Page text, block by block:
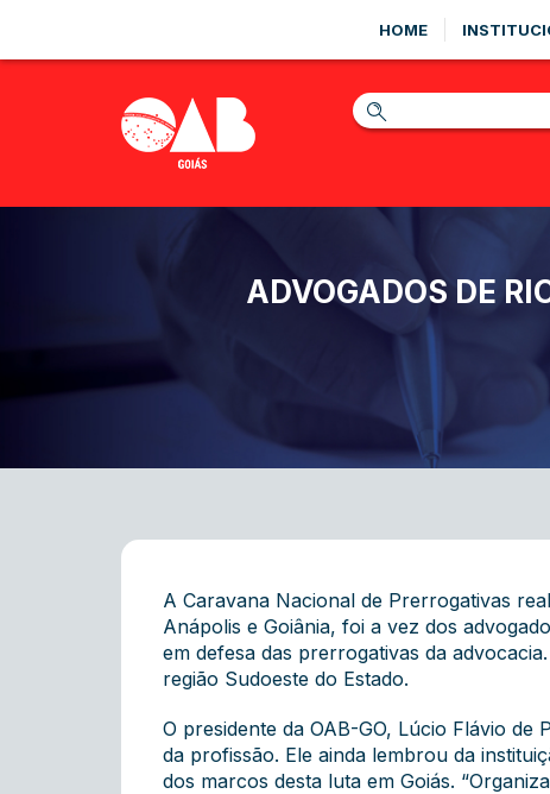
HOME
ADVOGADOS DE
A Caravana Nacional de Prerrogativas
Anápolis e Goiânia, foi a vez dos
em defesa das prerrogativas da
região Sudoeste do Estado.
O presidente da OAB-GO, Lúcio Flávio
da profissão. Ele ainda lembrou da
dos marcos desta luta em Goiás.